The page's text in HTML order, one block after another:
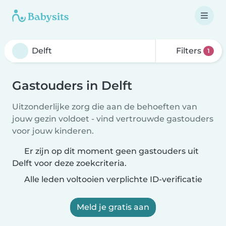
Filters 1
Gastouders in Delft
Uitzonderlijke zorg die aan de behoeften van
jouw gezin voldoet - vind vertrouwde gastouders
voor jouw kinderen.
Er zijn op dit moment geen gastouders uit
Delft voor deze zoekcriteria.
Alle leden voltooien verplichte ID-verificatie
Meld je gratis aan